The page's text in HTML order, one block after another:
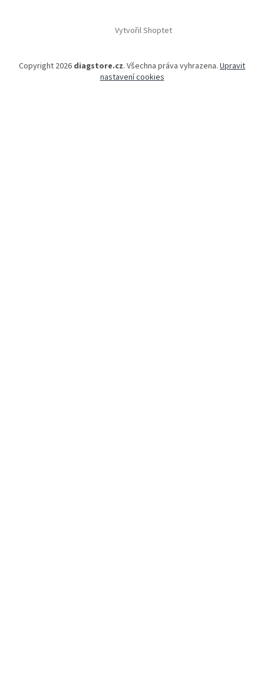
Vytvořil Shoptet
Copyright 2026 diagstore.cz. Všechna práva vyhrazena. Upravit
nastavení cookies